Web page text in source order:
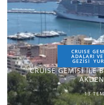
CRUISE
ADALARI
GEZİSİ
CRUISE GEMİSİ İLE
13